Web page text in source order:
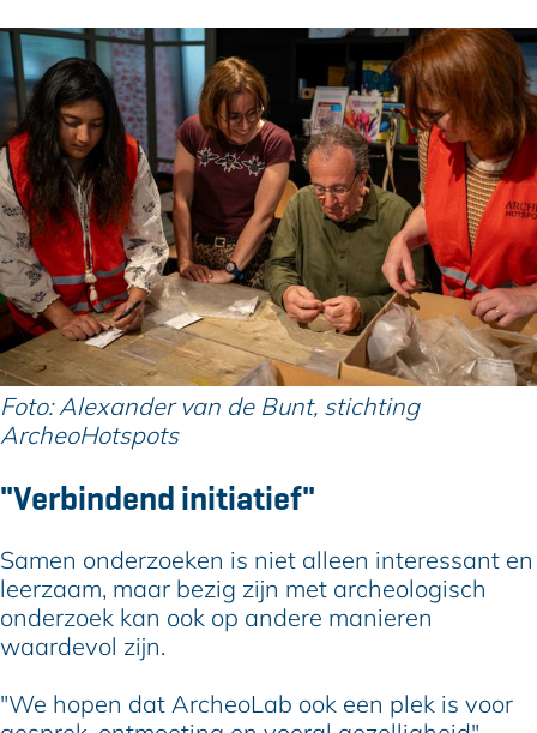
Foto: Alexander van de Bunt, stichting
ArcheoHotspots
"Verbindend initiatief"
Samen onderzoeken is niet alleen interessant en
leerzaam, maar bezig zijn met archeologisch
onderzoek kan ook op andere manieren
waardevol zijn.
"We hopen dat ArcheoLab ook een plek is voor